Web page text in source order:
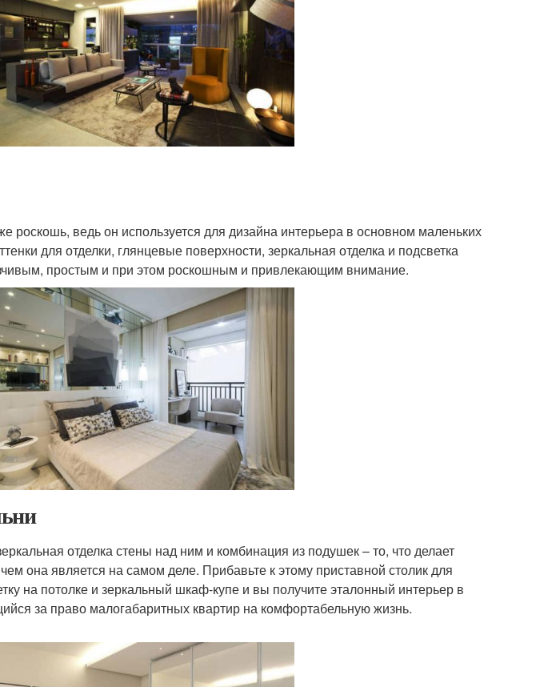
роскошь, ведь он используется для дизайна интерьера в основном маленьких
для отделки, глянцевые поверхности, зеркальная отделка и подсветка
простым и при этом роскошным и привлекающим внимание.
отделка стены над ним и комбинация из подушек – то, что делает
она является на самом деле. Прибавьте к этому приставной столик для
на потолке и зеркальный шкаф-купе и вы получите эталонный интерьер в
за право малогабаритных квартир на комфортабельную жизнь.